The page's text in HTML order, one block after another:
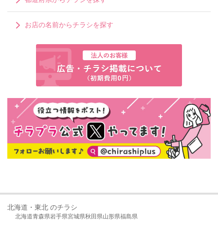
お店の名前からチラシを探す
北海道・東北 のチラシ
北海道青森県岩手県宮城県秋田県山形県福島県